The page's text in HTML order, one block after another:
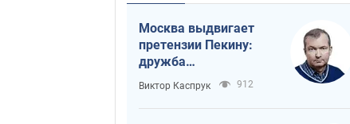
Москва выдвигает
претензии Пекину:
дружба
превращается в
зависимость России
от Китая
Виктор Каспрук 912